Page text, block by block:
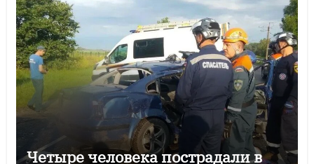
Четыре человека пострадали в